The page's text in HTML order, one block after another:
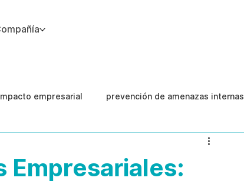
empresarial prevención de amenazas internas
Empresariales: